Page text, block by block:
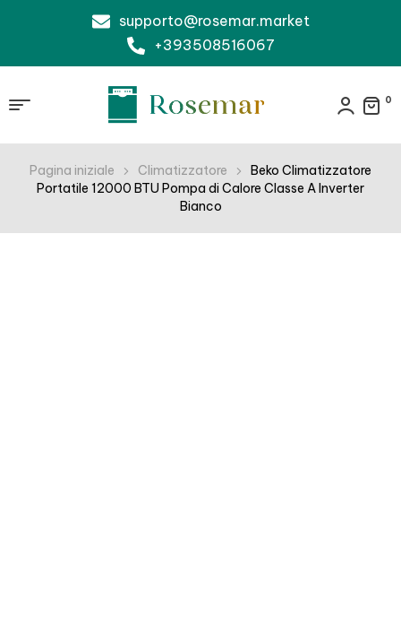
supporto@rosemar.market
+393508516067
0
Pagina iniziale Climatizzatore
Beko Climatizzatore
Portatile 12000 BTU Pompa di Calore Classe A Inverter
Bianco